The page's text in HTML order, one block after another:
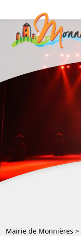
Mairie de Monnières >